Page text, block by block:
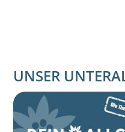
UNSER